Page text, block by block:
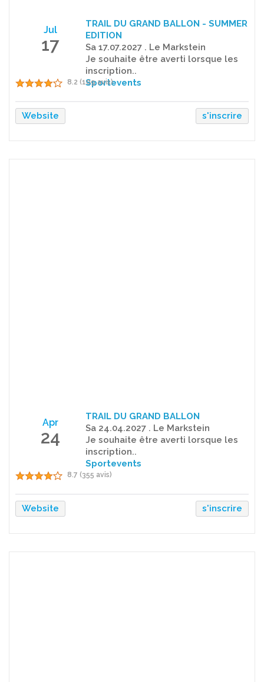
Jul
17
TRAIL DU GRAND BALLON - SUMMER
EDITION
Sa 17.07.2027 . Le Markstein
Je souhaite être averti lorsque les
inscription..
Sportevents
8.2 (109 avis)
Website s'inscrire
Apr
24
TRAIL DU GRAND BALLON
Sa 24.04.2027 . Le Markstein
Je souhaite être averti lorsque les
inscription..
Sportevents
8.7 (355 avis)
Website s'inscrire